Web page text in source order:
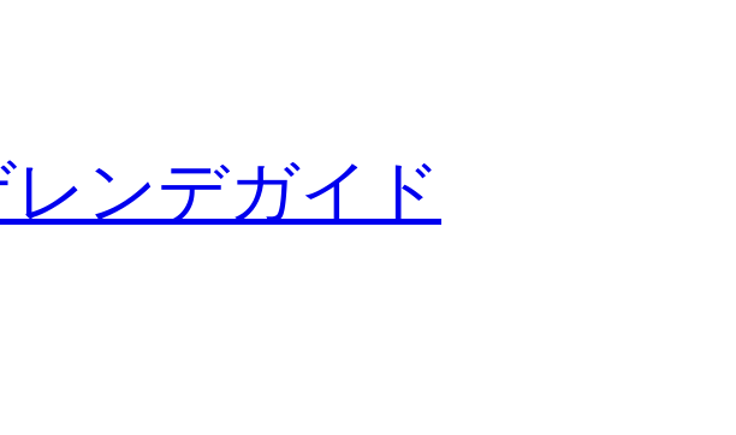
ンデガイド